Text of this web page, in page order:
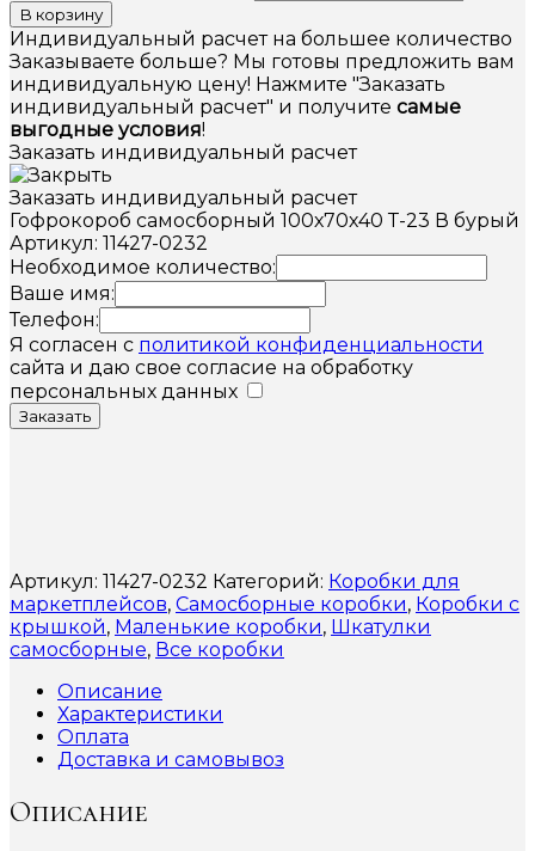
В корзину
Индивидуальный расчет на большее количество
Заказываете больше? Мы готовы предложить вам
индивидуальную цену! Нажмите "Заказать
индивидуальный расчет" и получите самые
выгодные условия!
Заказать индивидуальный расчет
Заказать индивидуальный расчет
Гофрокороб самосборный 100х70х40 Т-23 В бурый
Артикул: 11427-0232
Необходимое количество:
Ваше имя:
Телефон:
Я согласен с политикой конфиденциальности
сайта и даю свое согласие на обработку
персональных данных
Заказать
Артикул: 11427-0232 Категорий: Коробки для
маркетплейсов, Самосборные коробки, Коробки с
крышкой, Маленькие коробки, Шкатулки
самосборные, Все коробки
Описание
Характеристики
Оплата
Доставка и самовывоз
Описание